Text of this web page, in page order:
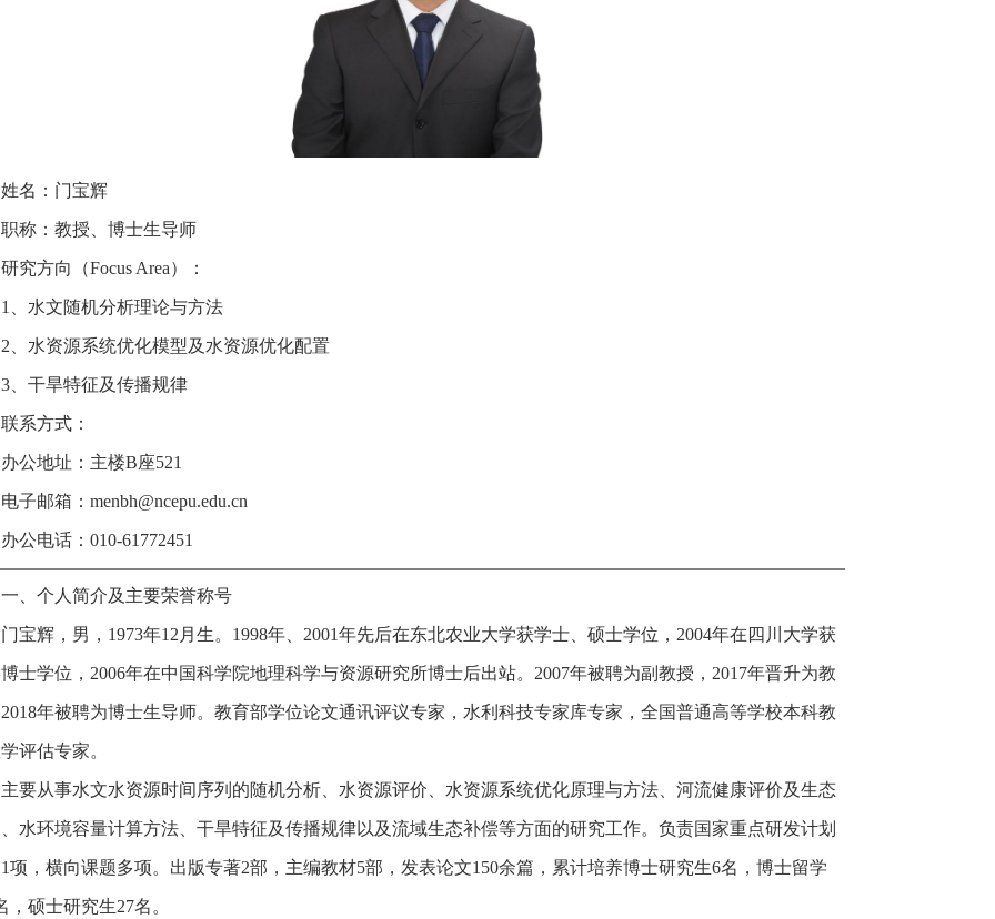
姓名：门宝辉
职称：教授、博士生导师
研究方向（Focus Area）：
1、水文随机分析理论与方法
2、水资源系统优化模型及水资源优化配置
3、干旱特征及传播规律
联系方式：
办公地址：主楼B座521
电子邮箱：menbh@ncepu.edu.cn
办公电话：010-61772451
一、个人简介及主要荣誉称号
门宝辉，男，1973年12月生。1998年、2001年先后在东北农业大学获学士、硕士学位，2004年在四川大学获
士学位，2006年在中国科学院地理科学与资源研究所博士后出站。2007年被聘为副教授，2017年晋升为教
年被聘为博士生导师。教育部学位论文通讯评议专家，水利科技专家库专家，全国普通高等学校本科教
评估专家。
主要从事水文水资源时间序列的随机分析、水资源评价、水资源系统优化原理与方法、河流健康评价及生态
水环境容量计算方法、干旱特征及传播规律以及流域生态补偿等方面的研究工作。负责国家重点研发计划
项，横向课题多项。出版专著2部，主编教材5部，发表论文150余篇，累计培养博士研究生6名，博士留学
，硕士研究生27名。